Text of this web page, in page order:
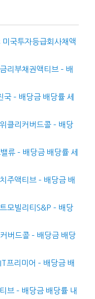
국투자등급회사채액
리부채권액티브 – 배
– 배당금 배당률 세
클리커버드콜 – 배당
류 – 배당금 배당률 세
주액티브 – 배당금 배
모빌리티S&P – 배당
버드콜 – 배당금 배당
프리미어 – 배당금 배
브 – 배당금 배당률 내